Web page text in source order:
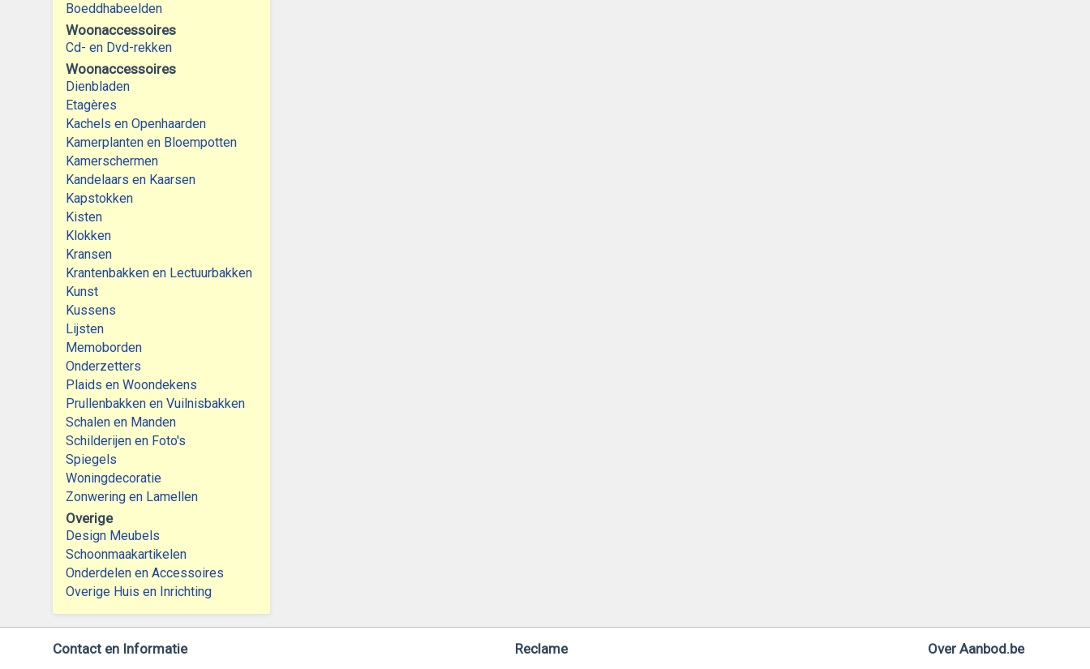
Boeddhabeelden
Woonaccessoires
Cd- en Dvd-rekken
Woonaccessoires
Dienbladen
Etagères
Kachels en Openhaarden
Kamerplanten en Bloempotten
Kamerschermen
Kandelaars en Kaarsen
Kapstokken
Kisten
Klokken
Kransen
Krantenbakken en Lectuurbakken
Kunst
Kussens
Lijsten
Memoborden
Onderzetters
Plaids en Woondekens
Prullenbakken en Vuilnisbakken
Schalen en Manden
Schilderijen en Foto's
Spiegels
Woningdecoratie
Zonwering en Lamellen
Overige
Design Meubels
Schoonmaakartikelen
Onderdelen en Accessoires
Overige Huis en Inrichting
Contact en Informatie Reclame Over Aanbod.be